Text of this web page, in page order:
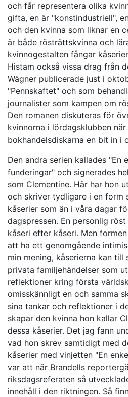
och får representera olika
gifta, en är "konstindustriell",
och den kvinna som liknar en
är både rösträttskvinna och
kvinnogestalten fångar
Histam också vissa drag från
Wägner publicerade just i
"Pennskaftet" och som
journalister som kampen om
Den romanen diskuteras för
kvinnorna i lördagsklubben
bokhandelsdiskarna en bit in i
Den andra serien kallades "En
funderingar" och signerades
som Clementine. Här har hon
och skriver tydligare i en form
kåserier som än i våra dagar
dagspressen. En personlig
kåseri efter kåseri. Men
att ha ett genomgående
min mening, kåserierna kan till
privata familjehändelser som
reflektioner kring första
omisskännligt en och samma
sina tankar och reflektioner i
skapar den kvinna hon kallar
dessa kåserier. Det jag fann
vad hon skrev samtidigt med
kåserier med vinjetten "En
var att när Brandells
riksdagsreferaten så
innehåll i den riktningen. Så